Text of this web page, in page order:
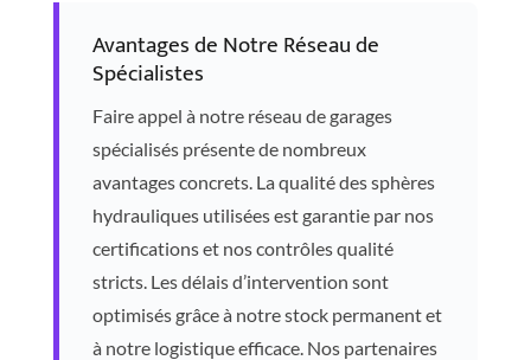
Avantages de Notre Réseau de
Spécialistes
Faire appel à notre réseau de garages
spécialisés présente de nombreux
avantages concrets. La qualité des sphères
hydrauliques utilisées est garantie par nos
certifications et nos contrôles qualité
stricts. Les délais d’intervention sont
optimisés grâce à notre stock permanent et
à notre logistique efficace. Nos partenaires